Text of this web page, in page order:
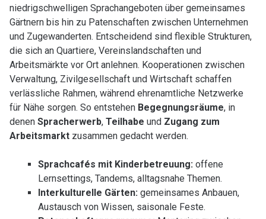
niedrigschwelligen Sprachangeboten über gemeinsames
Gärtnern bis hin zu Patenschaften zwischen Unternehmen
und Zugewanderten. Entscheidend sind flexible Strukturen,
die sich an Quartiere, Vereinslandschaften und
Arbeitsmärkte vor Ort anlehnen. Kooperationen zwischen
Verwaltung, Zivilgesellschaft und Wirtschaft schaffen
verlässliche Rahmen, während ehrenamtliche Netzwerke
für Nähe sorgen. So entstehen Begegnungsräume, in
denen Spracherwerb, Teilhabe und Zugang zum
Arbeitsmarktzusammen gedacht werden.
Sprachcafés mit Kinderbetreuung: offene
Lernsettings, Tandems, alltagsnahe Themen.
Interkulturelle Gärten: gemeinsames Anbauen,
Austausch von Wissen, saisonale Feste.